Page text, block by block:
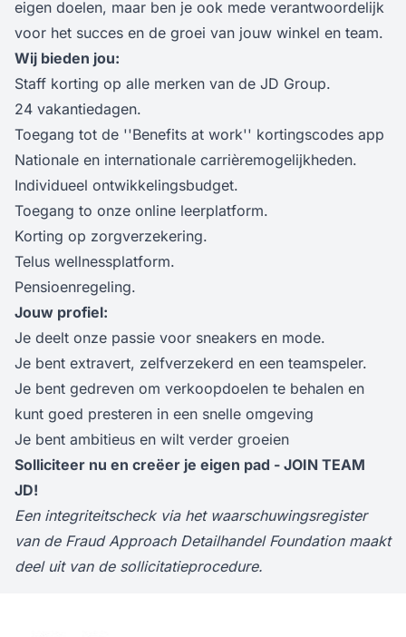
eigen doelen, maar ben je ook mede verantwoordelijk
voor het succes en de groei van jouw winkel en team.
Wij bieden jou:
Staff korting op alle merken van de JD Group.
24 vakantiedagen.
Toegang tot de ''Benefits at work'' kortingscodes app
Nationale en internationale carrièremogelijkheden.
Individueel ontwikkelingsbudget.
Toegang to onze online leerplatform.
Korting op zorgverzekering.
Telus wellnessplatform.
Pensioenregeling.
Jouw profiel:
Je deelt onze passie voor sneakers en mode.
Je bent extravert, zelfverzekerd en een teamspeler.
Je bent gedreven om verkoopdoelen te behalen en
kunt goed presteren in een snelle omgeving
Je bent ambitieus en wilt verder groeien
Solliciteer nu en creëer je eigen pad - JOIN TEAM
JD!
Een integriteitscheck via het waarschuwingsregister
van de Fraud Approach Detailhandel Foundation maakt
deel uit van de sollicitatieprocedure.